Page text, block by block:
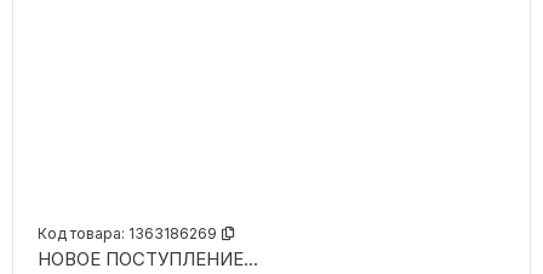
Код товара: 1363186269
НОВОЕ ПОСТУПЛЕНИЕ...